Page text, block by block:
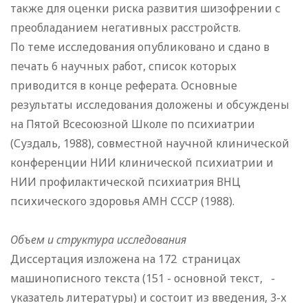
также для оценки риска развития шизофрении с
преобладанием негативных расстройств.
По теме исследования опубликовано и сдано в
печать 6 научных работ, список которых
приводится в конце реферата. Основные
результаты исследования доложены и обсуждены
на Пятой Всесоюзной Школе по психиатрии
(Суздаль, 1988), совместной научной клинической
конференции НИИ клинической психиатрии и
НИИ профилактической психиатрия ВНЦ
психического здоровья АМН СССР (1988).
Объем и структура исследования
Диссертация изложена на 172 страницах
машинописного текста (151 - основной текст, -
указатель литературы) и состоит из введения, 3-х